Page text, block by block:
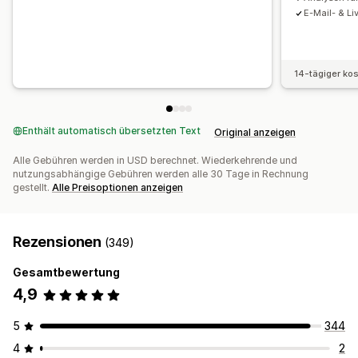
E-Mail- &
14-tägiger
Enthält automatisch übersetzten Text Original anzeigen
Alle Gebühren werden in USD berechnet. Wiederkehrende und
nutzungsabhängige Gebühren werden alle 30 Tage in Rechnung
gestellt. Alle Preisoptionen anzeigen
Rezensionen (349)
Gesamtbewertung
4,9
5
344
4
2